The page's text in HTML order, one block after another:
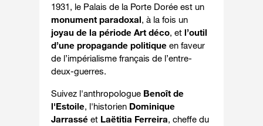
1931, le Palais de la Porte Dorée est un
monument paradoxal, à la fois un
joyau de la période Art déco, et l’outil
d’une propagande politique en faveur
de l’impérialisme français de l’entre-
deux-guerres.
Suivez l'anthropologue Benoît de
l'Estoile, l'historien Dominique
Jarrassé et Laëtitia Ferreira, cheffe du